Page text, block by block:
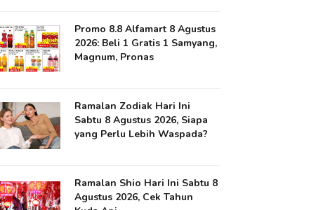
Promo 8.8 Alfamart 8 Agustus
2026: Beli 1 Gratis 1 Samyang,
Magnum, Pronas
Ramalan Zodiak Hari Ini
Sabtu 8 Agustus 2026, Siapa
yang Perlu Lebih Waspada?
Ramalan Shio Hari Ini Sabtu 8
Agustus 2026, Cek Tahun